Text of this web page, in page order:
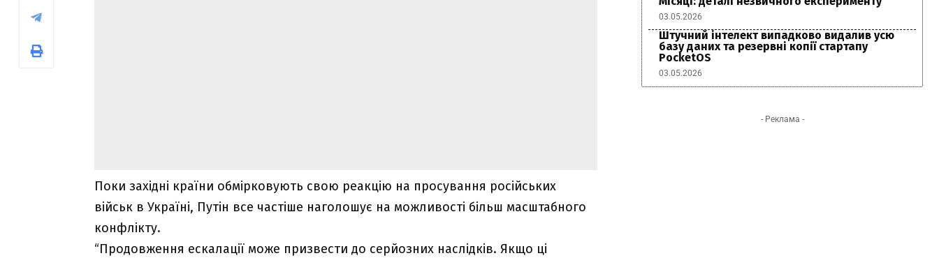
Поки західні країни обмірковують свою реакцію на просування російських
військ в Україні, Путін все частіше наголошує на можливості більш масштабного
конфлікту.
“Продовження ескалації може призвести до серйозних наслідків. Якщо ці
03.05.2026
Штучний інтелект випадково видалив усю
базу даних та резервні копії стартапу
PocketOS
03.05.2026
- Реклама -